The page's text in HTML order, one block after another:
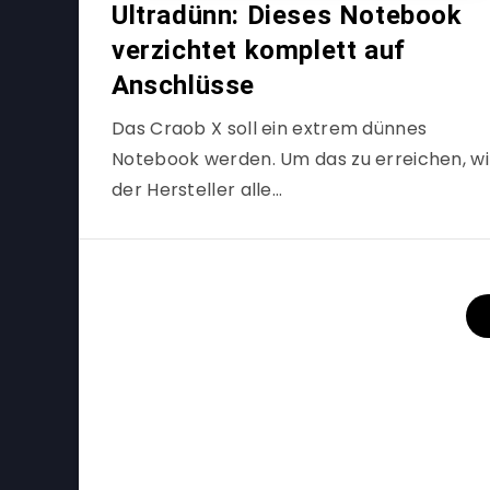
Ultradünn: Dieses Notebook
verzichtet komplett auf
Anschlüsse
Das Craob X soll ein extrem dünnes
Notebook werden. Um das zu erreichen,
der Hersteller alle…